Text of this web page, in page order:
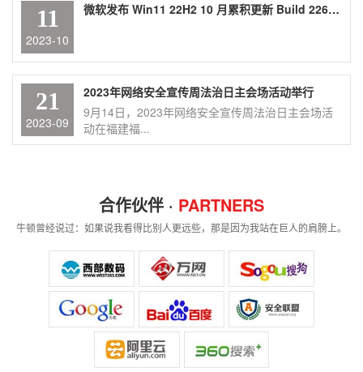
11
2023-10
微软发布 Win11 22H2 10 月累积更新 Build 22621.2428，包含 Moment 4 内容
21
2023-09
2023年网络安全宣传周法治日主会场活动举行
9月14日，2023年网络安全宣传周法治日主会场活
动在福建福...
合作伙伴 · PARTNERS
牛顿曾经说过：如果说我看得比别人更远些，那是因为我站在巨人的肩膀上。